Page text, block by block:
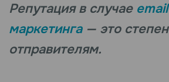
Репутация в случае email
маркетинга— это
отправителям.